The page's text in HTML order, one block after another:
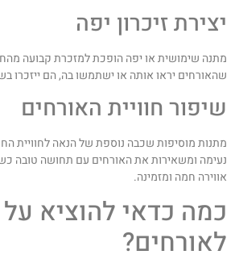
זיכרון יפה
שימושית או יפה הופכת למזכרת קבועה
יראו אותה או ישתמשו בה, הם ייזכרו
חוויית האורחים
מוסיפות שכבה נוספת של הנאה לחוויית
ומשאירות את האורחים עם תחושה טובה כשהם
חמה ומזמינה.
כדאי להוציא על